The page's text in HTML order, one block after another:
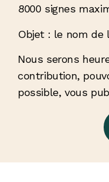
8000 signes
Objet : le nom de
Nous serons
contribution,
possible, vous